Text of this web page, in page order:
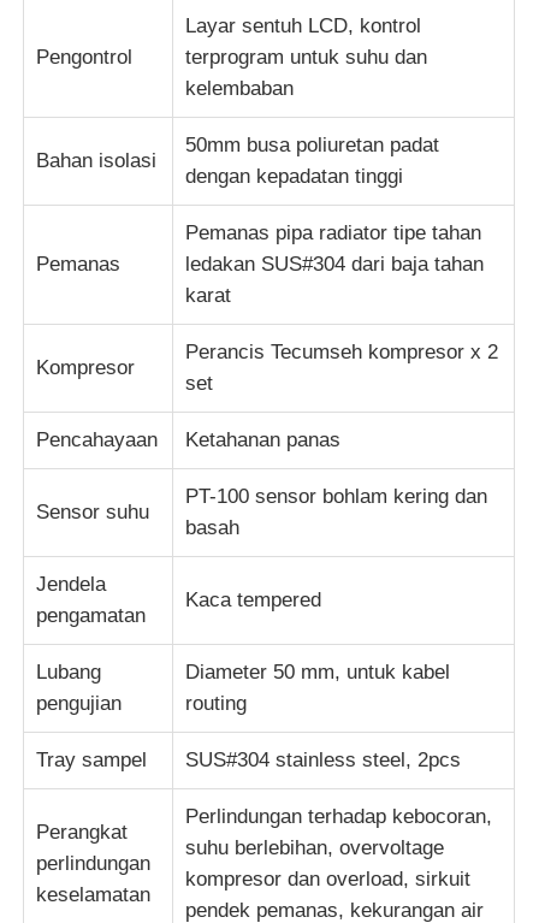
Pengontrol
Layar sentuh LCD, kontrol
terprogram untuk suhu dan
kelembaban
Bahan isolasi
50mm busa poliuretan padat
dengan kepadatan tinggi
Pemanas
Pemanas pipa radiator tipe tahan
ledakan SUS#304 dari baja tahan
karat
Kompresor
Perancis Tecumseh kompresor x 2
set
Pencahayaan Ketahanan panas
Sensor suhu
PT-100 sensor bohlam kering dan
basah
Jendela
pengamatan
Kaca tempered
Lubang
pengujian
Diameter 50 mm, untuk kabel
routing
Tray sampel SUS#304 stainless steel, 2pcs
Perangkat
perlindungan
keselamatan
Perlindungan terhadap kebocoran,
suhu berlebihan, overvoltage
kompresor dan overload, sirkuit
pendek pemanas, kekurangan air